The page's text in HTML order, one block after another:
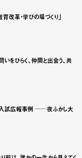
改革・学びの場づくり」
革・学びの場づくり」
をひらく、仲間と出会う、共
をひらく、仲間と出
入試広報事例 ──夜ふかし大
広報事例 ──夜ふか
は、誰かの一生か